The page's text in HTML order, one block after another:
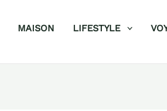
MAISON LIFESTYLE